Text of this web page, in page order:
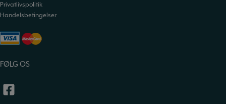
Privatlivspolitik
Handelsbetingelser
FØLG OS